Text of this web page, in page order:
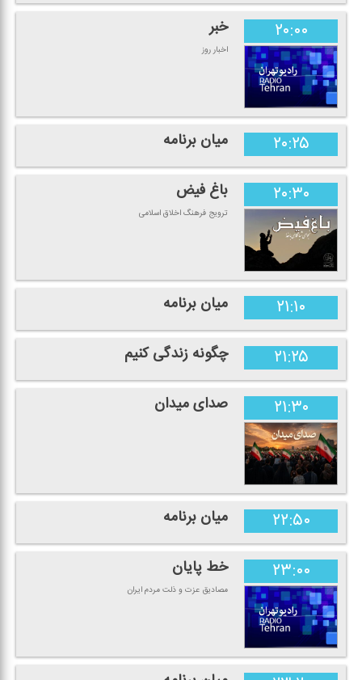
۲۰:۰۰ خبر
اخبار روز
۲۰:۲۵ میان برنامه
۲۰:۳۰ باغ فیض
ترویج فرهنگ اخلاق اسلامی
۲۱:۱۰ میان برنامه
۲۱:۲۵ چگونه زندگی كنیم
۲۱:۳۰ صدای میدان
۲۲:۵۰ میان برنامه
۲۳:۰۰ خط پایان
مصادیق عزت و ذلت مردم ایران